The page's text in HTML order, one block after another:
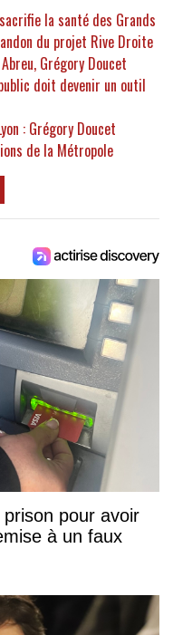
la santé des Grands
du projet Rive Droite
Grégory Doucet
doit devenir un outil
: Grégory Doucet
de la Métropole
pour avoir
à un faux